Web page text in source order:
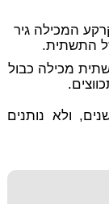
המכילה גיר
התשתית.
מכילה כבול
ולא נותנים